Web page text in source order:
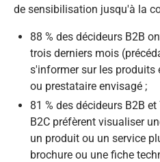
de sensibilisation jusqu'à la
88 % des décideurs B2B
trois derniers mois
s'informer sur les produits
ou prestataire envisagé ;
81 % des décideurs B2B
B2C préfèrent visualiser
un produit ou un service
brochure ou une fiche